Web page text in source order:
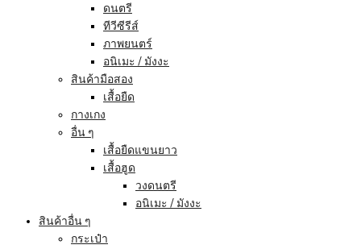
ดนตรี
ทีวีซีรีส์
ภาพยนตร์
อนิเมะ / มังงะ
สินค้ามือสอง
เสื้อยืด
กางเกง
อื่น ๆ
เสื้อยืดแขนยาว
เสื้อฮูด
วงดนตรี
อนิเมะ / มังงะ
สินค้าอื่น ๆ
กระเป๋า